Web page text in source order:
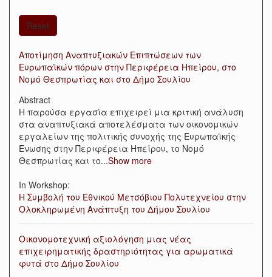
Reset
Αποτίμηση Αναπτυξιακών Επιπτώσεων των
Ευρωπαϊκών πόρων στην Περιφέρεια Ηπείρου, στο
Νομό Θεσπρωτίας και στο Δήμο Σουλίου
Abstract
Η παρούσα εργασία επιχειρεί μια κριτική ανάλυση
στα αναπτυξιακά αποτελέσματα των οικονομικών
εργαλείων της πολιτικής συνοχής της Ευρωπαϊκής
Ένωσης στην Περιφέρεια Ηπείρου, το Νομό
Θεσπρωτίας και το...Show more
In Workshop:
Η Συμβολή του Εθνικού Μετσόβιου Πολυτεχνείου στην
Ολοκληρωμένη Ανάπτυξη του Δήμου Σουλίου
Οικονομοτεχνική αξιολόγηση μιας νέας
επιχειρηματικής δραστηριότητας για αρωματικά
φυτά στο Δήμο Σουλίου